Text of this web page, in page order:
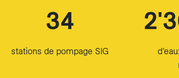
34
stations de pompage SIG